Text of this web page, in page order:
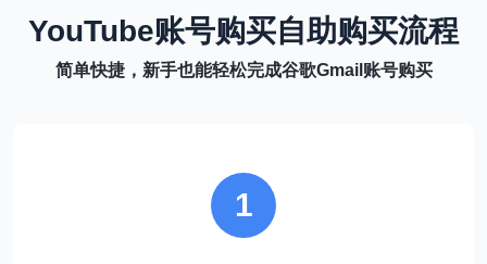
YouTube账号购买自助购买流程
简单快捷，新手也能轻松完成谷歌Gmail账号购买
1